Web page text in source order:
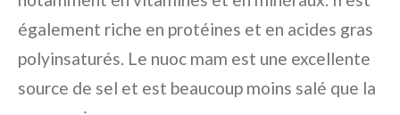
également riche en protéines et en acides gras
polyinsaturés. Le nuoc mam est une excellente
source de sel et est beaucoup moins salé que la